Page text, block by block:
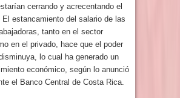
cerrando y acrecentando el
El estancamiento del salario de las
tanto en el sector
en el privado, hace que el poder
lo cual ha generado un
económico, según lo anunció
el Banco Central de Costa Rica.